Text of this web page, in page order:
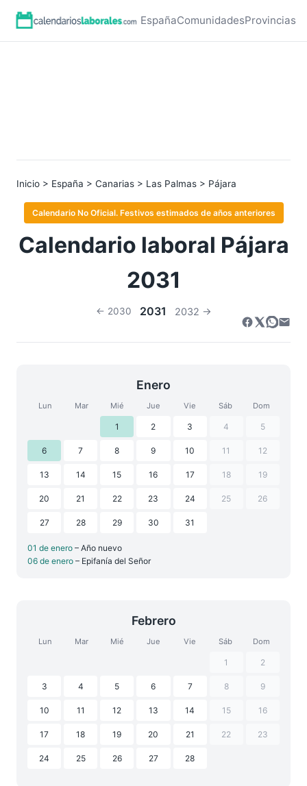
EspañaComunidadesProvincias
Inicio > España > Canarias > Las Palmas > Pájara
Calendario No Oficial. Festivos estimados de años anteriores
Calendario laboral Pájara
2031
← 2030 2031 2032 →
Enero
Lun Mar Mié Jue Vie Sáb Dom
1 2 3 4 5
6 7 8 9 10 11 12
13 14 15 16 17 18 19
20 21 22 23 24 25 26
27 28 29 30 31
01 de enero – Año nuevo
06 de enero – Epifanía del Señor
Febrero
Lun Mar Mié Jue Vie Sáb Dom
1 2
3 4 5 6 7 8 9
10 11 12 13 14 15 16
17 18 19 20 21 22 23
24 25 26 27 28